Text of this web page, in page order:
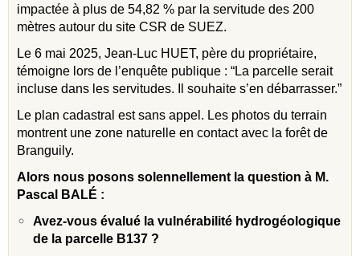
impactée à plus de 54,82 % par la servitude des 200
mètres autour du site CSR de SUEZ.
Le 6 mai 2025, Jean-Luc HUET, père du propriétaire,
témoigne lors de l’enquête publique : “La parcelle serait
incluse dans les servitudes. Il souhaite s’en débarrasser.”
Le plan cadastral est sans appel. Les photos du terrain
montrent une zone naturelle en contact avec la forêt de
Branguily.
Alors nous posons solennellement la question à M.
Pascal BALÉ :
Avez-vous évalué la vulnérabilité hydrogéologique
de la parcelle B137 ?